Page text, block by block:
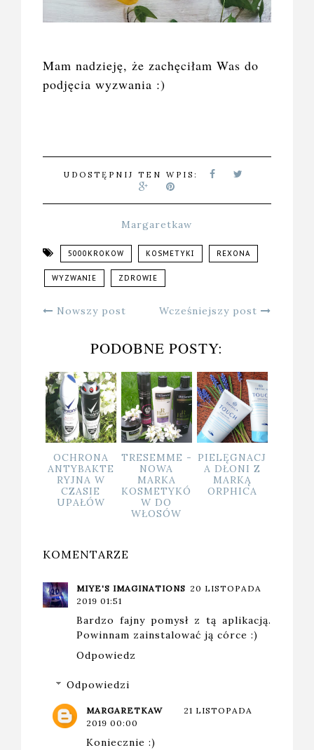
Mam nadzieję, że zachęciłam Was do
podjęcia wyzwania :)
UDOSTĘPNIJ TEN WPIS:
Margaretkaw
5000KROKOW KOSMETYKI REXONA
WYZWANIE ZDROWIE
Nowszy post Wcześniejszy post
PODOBNE POSTY:
TRESEMME -
NOWA
MARKA
KOSMETYKÓ
W DO
PIELĘGNACJ
A DŁONI Z
MARKĄ
ORPHICA
COSNATURE
- W
ZGODZIE Z
NATURĄ
KOMENTARZE
MIYE'S IMAGINATIONS 20 LISTOPADA
2019 01:51
Bardzo fajny pomysł z tą aplikacją.
Powinnam zainstalować ją córce :)
Odpowiedz
Odpowiedzi
MARGARETKAW
21 LISTOPADA
2019 00:00
Koniecznie :)